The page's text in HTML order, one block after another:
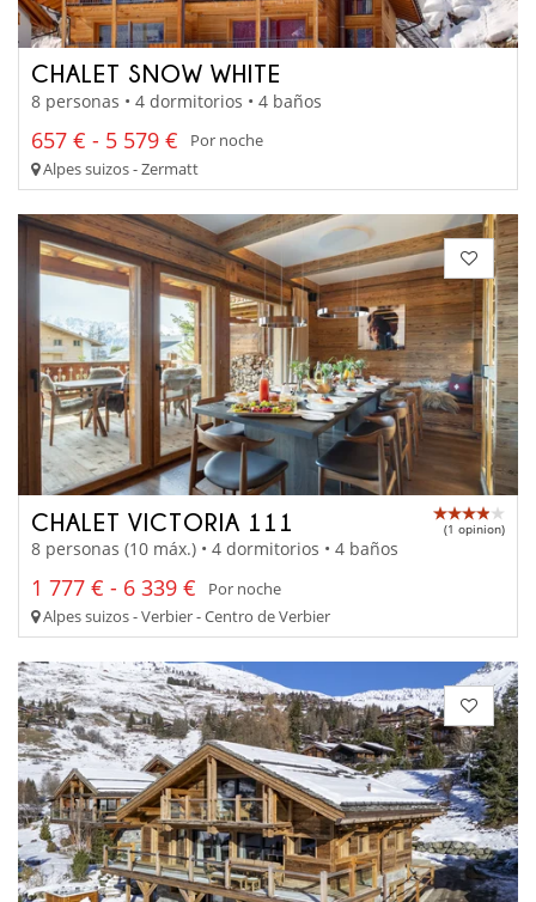
CHALET SNOW WHITE
8 personas • 4 dormitorios • 4 baños
657 € - 5 579 €
Por noche
Alpes suizos - Zermatt
CHALET VICTORIA 111 (1 opinion)
8 personas (10 máx.) • 4 dormitorios • 4 baños
1 777 € - 6 339 €
Por noche
Alpes suizos - Verbier - Centro de Verbier